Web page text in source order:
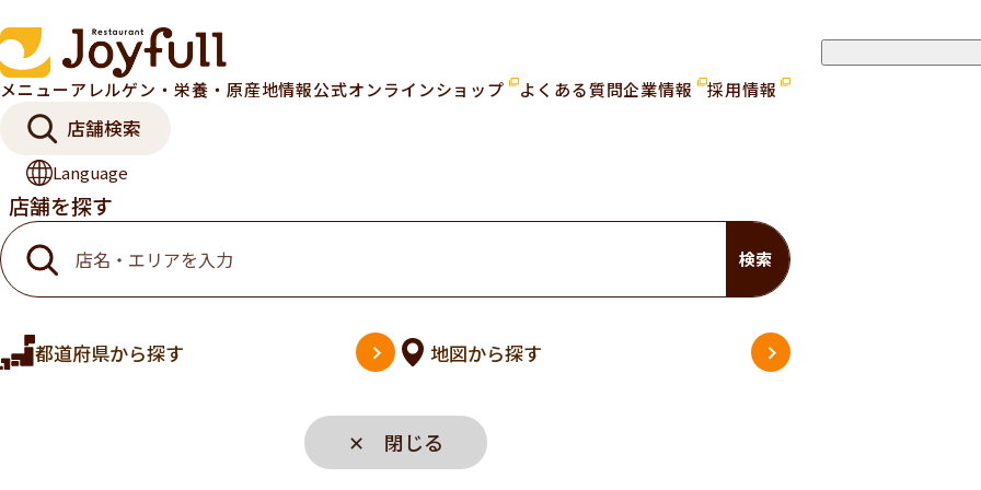
メニューアレルゲン・栄養・原産地情報公式オンラインショップ よくある質問企業情報 採用情報
店舗検索
Language
店舗を探す
検索
都道府県から探す 地図から探す
✕ 閉じる